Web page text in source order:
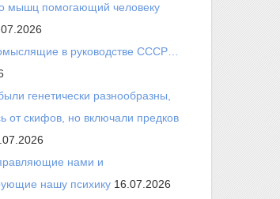
мышц помогающий человеку
в руководстве СССР…
генетически разнообразны,
от скифов, но включали предков
нами и
нашу психику 16.07.2026